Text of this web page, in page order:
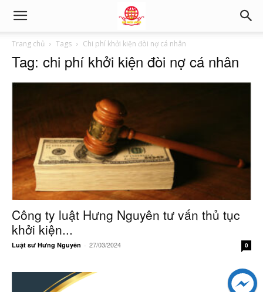
Trang chủ Tags Chi phí khởi kiện đòi nợ cá nhân
Tag: chi phí khởi kiện đòi nợ cá nhân
Công ty luật Hưng Nguyên tư vấn thủ tục
khởi kiện...
Luật sư Hưng Nguyên - 27/03/2024 0